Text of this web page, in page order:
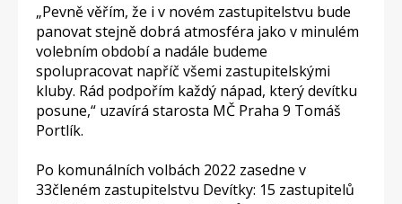
„Pevně věřím, že i v novém zastupitelstvu bude
panovat stejně dobrá atmosféra jako v minulém
volebním období a nadále budeme
spolupracovat napříč všemi zastupitelskými
kluby. Rád podpořím každý nápad, který devítku
posune,“ uzavírá starosta MČ Praha 9 Tomáš
Portlík.
Po komunálních volbách 2022 zasedne v
33členém zastupitelstvu Devítky: 15 zastupitelů